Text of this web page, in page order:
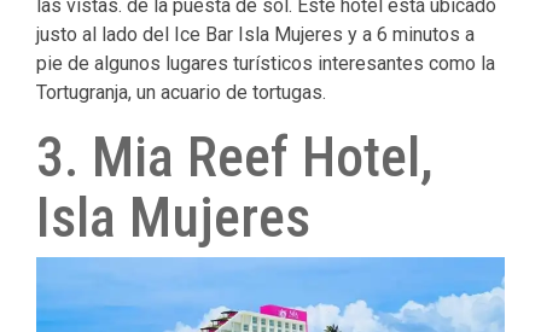
las vistas. de la puesta de sol. Este hotel está ubicado
justo al lado del Ice Bar Isla Mujeres y a 6 minutos a
pie de algunos lugares turísticos interesantes como la
Tortugranja, un acuario de tortugas.
3. Mia Reef Hotel,
Isla Mujeres